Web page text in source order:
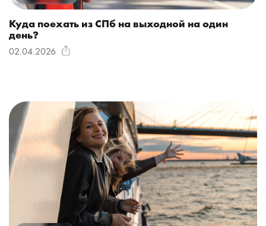
Куда поехать из СПб на выходной на один
день?
02.04.2026